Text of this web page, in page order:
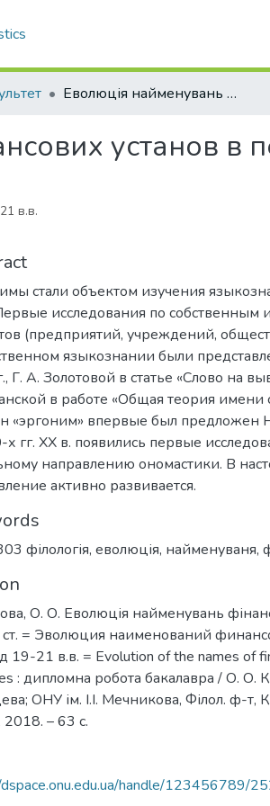
Еволюція найменувань фінансових установ в період 19-21 ст.
установ в
в.в.
стали объектом изучения
исследования по собственным
(предприятий, учреждений,
языкознании были
Г. А. Золотовой в статье «Слово на
в работе «Общая теория имени
«эргоним» впервые был предложен
х гг. XX в. появились первые
направлению ономастики. В
активно развивается.
філологія, еволюція, найменуваня,
О. О. Еволюція найменувань
= Эволюция наименований
19-21 в.в. = Evolution of the names of
: дипломна робота бакалавра / О. О.
ОНУ ім. І.І. Мечникова, Філол. ф-т,
2018. – 63 с.
handle/123456789/